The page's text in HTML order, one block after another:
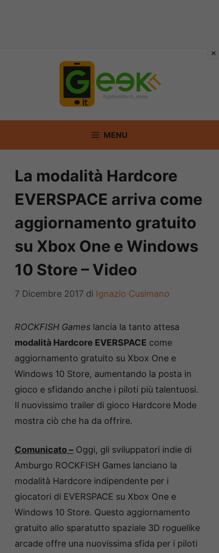
MENU
La modalità Hardcore
EVERSPACE arriva come
aggiornamento gratuito
su Xbox One e Windows
10 Store – Video
7 Dicembre 2017 di Ignazio Cusimano
ROCKFISH Games lancia la tanto attesa
modalità Hardcore EVERSPACE come
aggiornamento gratuito su Xbox One e
Windows 10 Store, aumentando la posta in
gioco e sfidando anche i piloti più talentuosi.
Il nuovissimo trailer di gioco Hardcore Mode
mostra ciò che ha da offrire.
Comunicato – Oggi, gli sviluppatori indie di
Amburgo ROCKFISH Games lanciano la
modalità Hardcore indipendente per i
giocatori di EVERSPACE su Xbox One e
Windows 10 Store. Questo aggiornamento
gratuito allo sparatutto spaziale 3D roguelike
arcade offre una nuovissima sfida per i piloti